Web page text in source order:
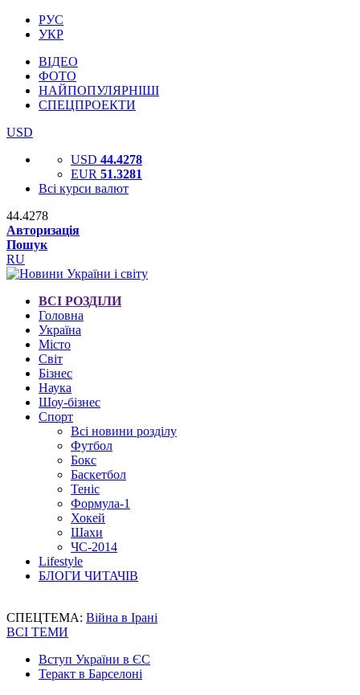
РУС
УКР
ВІДЕО
ФОТО
НАЙПОПУЛЯРНІШІ
СПЕЦПРОЕКТИ
USD
USD 44.4278
EUR 51.3281
Всі курси валют
44.4278
Авторизація
Пошук
RU
ВСІ РОЗДІЛИ
Головна
Україна
Місто
Світ
Бізнес
Наука
Шоу-бізнес
Спорт
Всі новини розділу
Футбол
Бокс
Баскетбол
Теніс
Формула-1
Хокей
Шахи
ЧС-2014
Lifestyle
БЛОГИ ЧИТАЧІВ
СПЕЦТЕМА: Війна в Ірані
ВСІ ТЕМИ
Вступ України в ЄС
Теракт в Барселоні